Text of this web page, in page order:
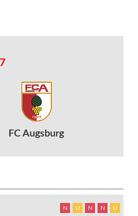
FC Augsburg
N U N N U